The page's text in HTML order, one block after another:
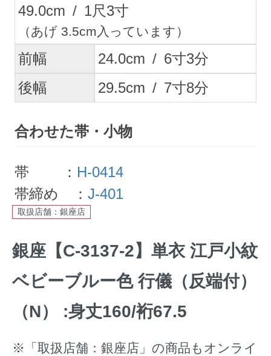
49.0cm / 1尺3寸
（あげ 3.5cm入っています）
前幅 24.0cm / 6寸3分
後幅
29.5cm / 7寸8分
合わせた帯・小物
帯 ： H-0414
帯締め ：J-401
取扱店舗：銀座店
銀座【C-3137-2】単衣 江戸小紋
ベビーブルー色 行儀（反端付）
（N） :身丈160/裄67.5
※「取扱店舗：銀座店」の商品もオンライ